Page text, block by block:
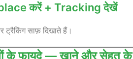
करें + Tracking देखें
साफ़ दिखाते हैं।
के फायदे — खाने और सेहत के